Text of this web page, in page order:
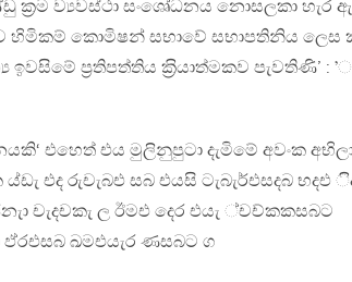
ව්‍යවස්ථා සංශෙෘ්ධනය නොසලකා හැර
හිමිකම් කොමිෂන් සභාවේ සභාපතිනිය ලෙස
ප‍්‍රතිපත්තිය ක‍්‍රියාත්මකව පැවතිණි’ :
එහෙත් එය මුලිනුපුටා දැමිමේ අවංක
එද රුචැබඑ සබ එයසි ටැබැර්එසදබ භදඑ
චැදචකැ ල ඊමඑ දෙර එයැ ්චච්කකසබට
ඵ්රඑසබ ඛමඑයැර ණසබට ග